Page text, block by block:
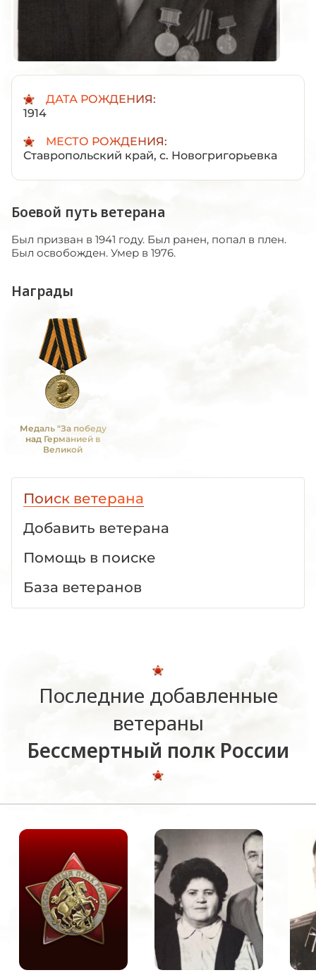
ДАТА РОЖДЕНИЯ:
1914
МЕСТО РОЖДЕНИЯ:
Ставропольский край, с. Новогригорьевка
Боевой путь ветерана
Был призван в 1941 году. Был ранен, попал в плен.
Был освобожден. Умер в 1976.
Награды
Медаль "За победу
над Германией в
Великой
Поиск ветерана
Добавить ветерана
Помощь в поиске
База ветеранов
Последние добавленные
ветераны
Бессмертный полк России